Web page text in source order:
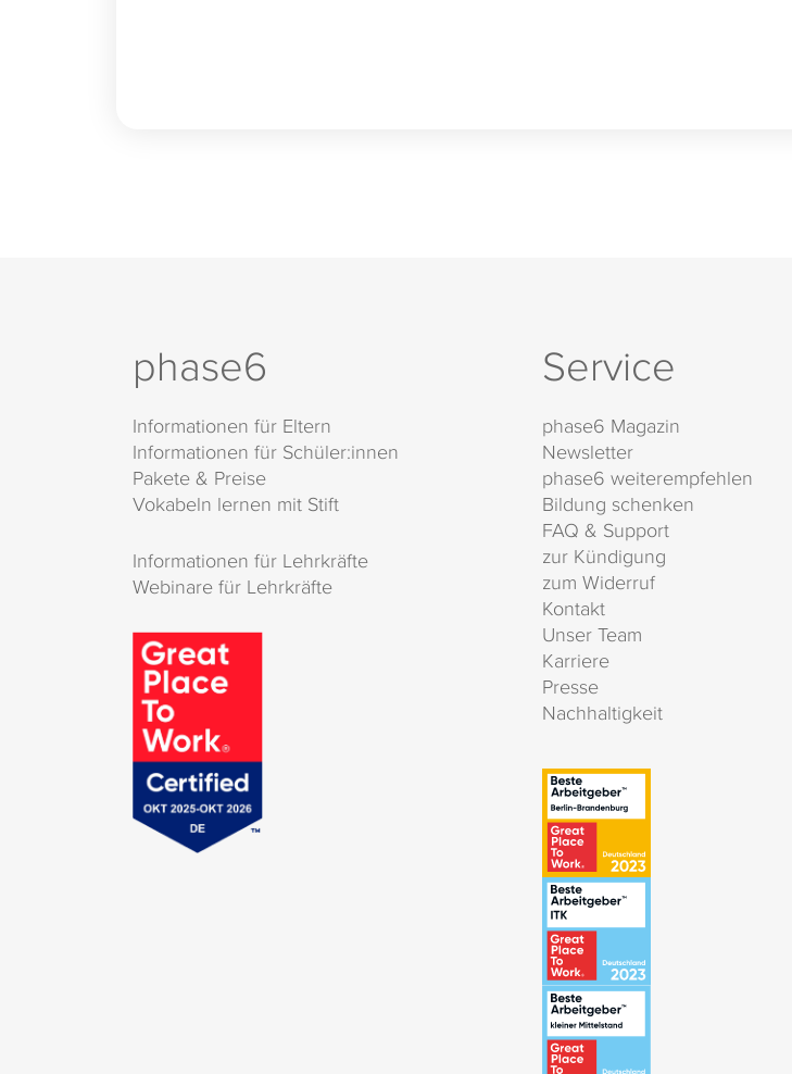
phase6
Informationen für Eltern
Informationen für Schüler:innen
Pakete & Preise
Vokabeln lernen mit Stift
Informationen für Lehrkräfte
Webinare für Lehrkräfte
Service
phase6 Magazin
Newsletter
phase6 weiterempfehlen
Bildung schenken
FAQ & Support
zur Kündigung
zum Widerruf
Kontakt
Unser Team
Karriere
Presse
Nachhaltigkeit